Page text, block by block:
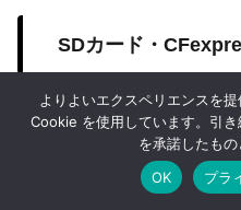
SDカード・
連写中の画像は、最初にカ
され、その後メモリーカー
の書き込みがバッファへの
シェア 目
よりよいエクスペリエンスを
Cookie を使用しています。引
を承諾したもの
OK
プラ